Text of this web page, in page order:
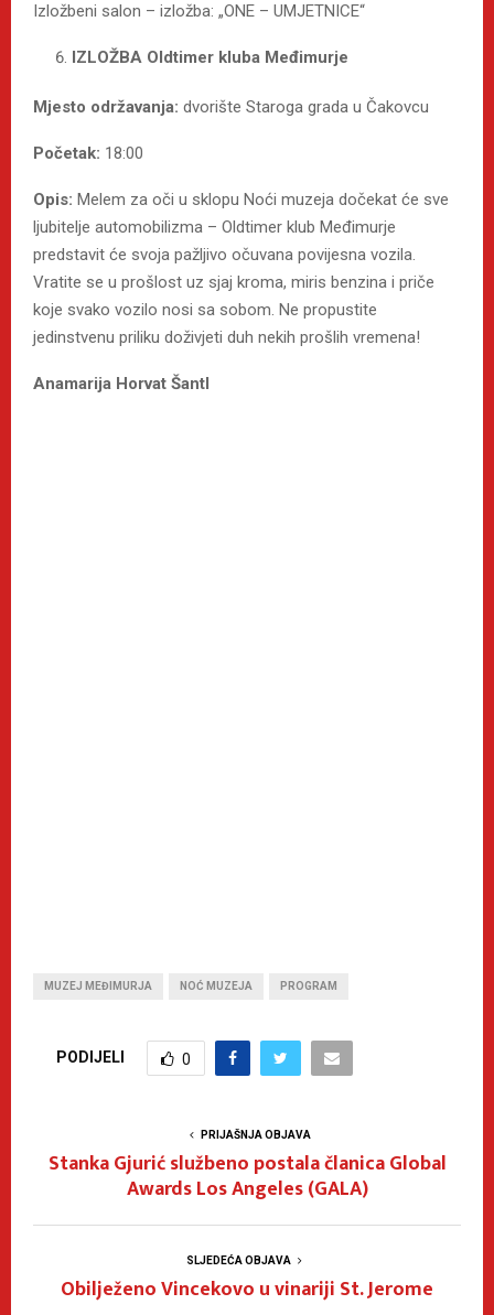
Izložbeni salon – izložba: „ONE – UMJETNICE“
IZLOŽBA Oldtimer kluba Međimurje
Mjesto održavanja: dvorište Staroga grada u Čakovcu
Početak: 18:00
Opis: Melem za oči u sklopu Noći muzeja dočekat će sve
ljubitelje automobilizma – Oldtimer klub Međimurje
predstavit će svoja pažljivo očuvana povijesna vozila.
Vratite se u prošlost uz sjaj kroma, miris benzina i priče
koje svako vozilo nosi sa sobom. Ne propustite
jedinstvenu priliku doživjeti duh nekih prošlih vremena!
Anamarija Horvat Šantl
MUZEJ MEĐIMURJA NOĆ MUZEJA PROGRAM
PODIJELI 0
PRIJAŠNJA OBJAVA
Stanka Gjurić službeno postala članica Global
Awards Los Angeles (GALA)
SLJEDEĆA OBJAVA
Obilježeno Vincekovo u vinariji St. Jerome